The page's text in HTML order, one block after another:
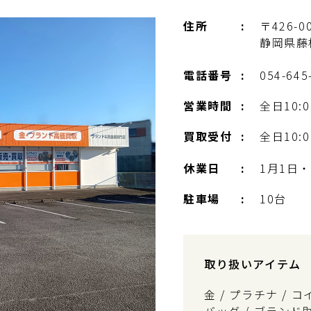
住所
〒426-
静岡県
電話番号
054-
営業時間
全日
買取受付
全日
休業日
1月1日
駐車場
10台
取り扱いアイテム
金 / プラチナ / コ